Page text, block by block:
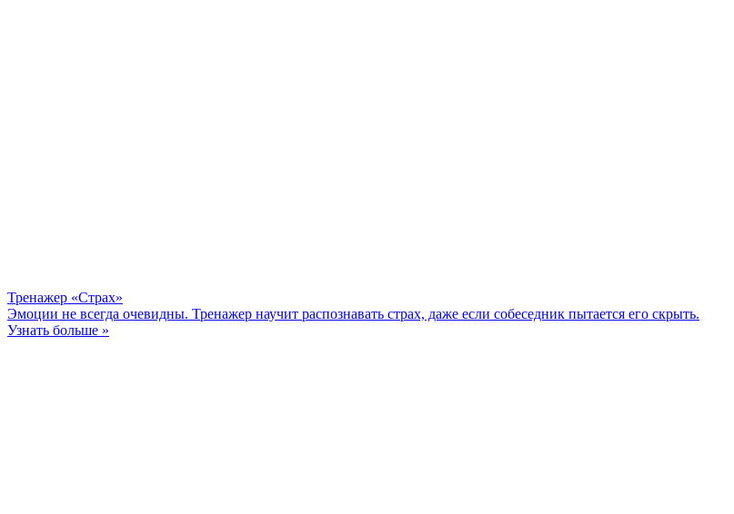
Тренажер «Страх»
Эмоции не всегда очевидны. Тренажер научит распознавать страх, даже если собеседник пытается его скрыть.
Узнать больше »